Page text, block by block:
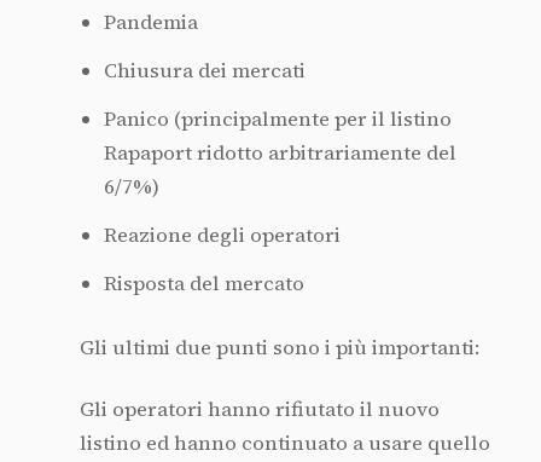
Pandemia
Chiusura dei mercati
Panico (principalmente per il listino
Rapaport ridotto arbitrariamente del
6/7%)
Reazione degli operatori
Risposta del mercato
Gli ultimi due punti sono i più importanti:
Gli operatori hanno rifiutato il nuovo
listino ed hanno continuato a usare quello